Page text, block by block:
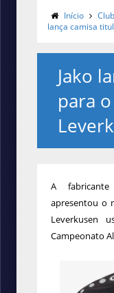
Início
lança camisa
Jako
para
A
apresentou o
Leverkusen
Campeonato